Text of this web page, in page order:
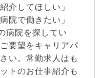
介してほしい」
院で働きたい」
病院を探してい
要望をキャリアパ
い。常勤求人はも
トのお仕事紹介も